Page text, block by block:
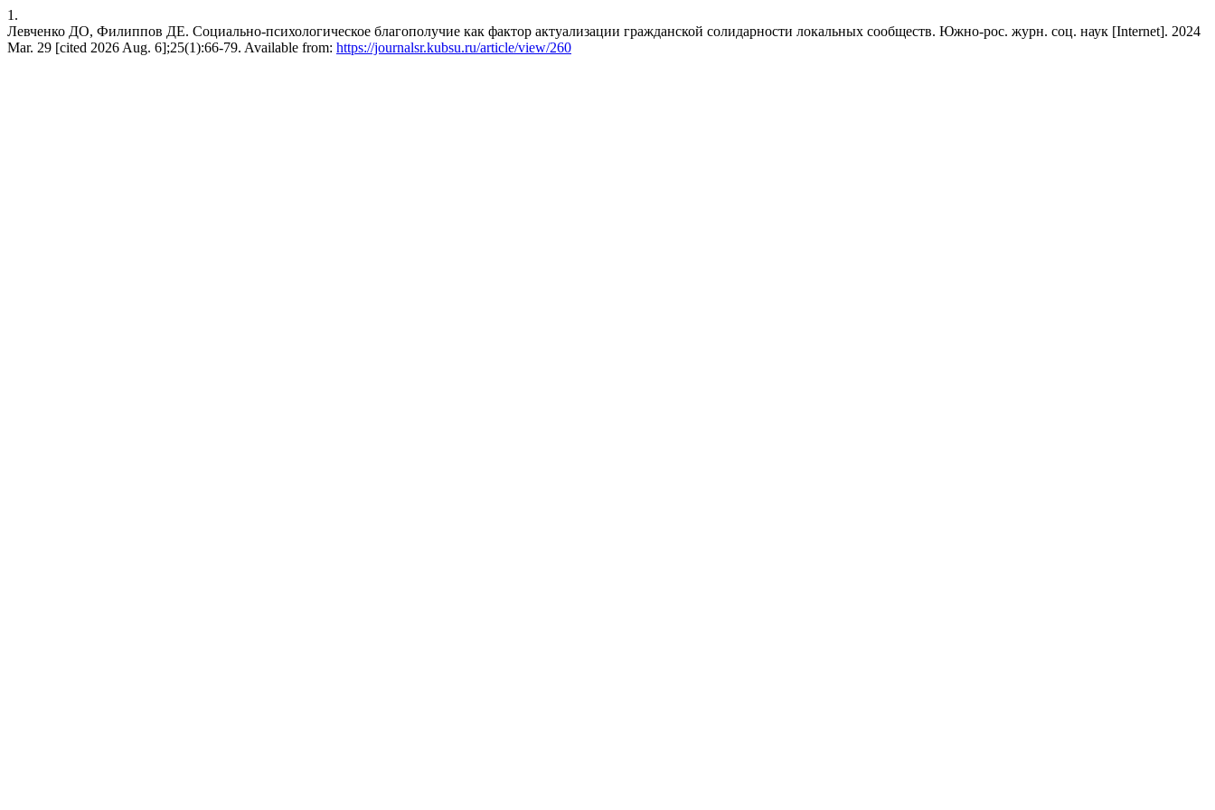
1.
Левченко ДО, Филиппов ДЕ. Социально-психологическое благополучие как фактор актуализации гражданской солидарности локальных сообществ. Южно-рос. журн. соц. наук [Internet]. 2024
Mar. 29 [cited 2026 Aug. 6];25(1):66-79. Available from: https://journalsr.kubsu.ru/article/view/260